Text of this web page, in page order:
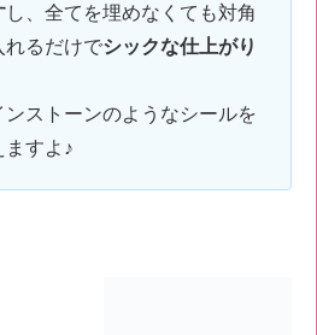
し、全てを埋めなくても対角
れるだけでシックな仕上がり
ストーンのようなシールを
ますよ♪